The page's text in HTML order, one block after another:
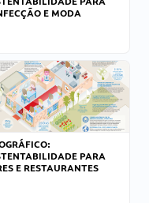
E MODA
PARA
E RESTAURANTES